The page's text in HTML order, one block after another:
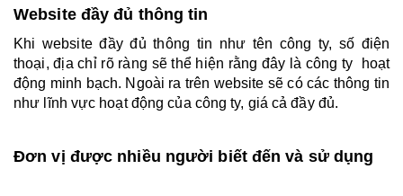
Website đầy đủ thông tin
Khi website đầy đủ thông tin như tên công ty, số điện
thoại, địa chỉ rõ ràng sẽ thể hiện rằng đây là công ty  hoạt
động minh bạch. Ngoài ra trên website sẽ có các thông tin
như lĩnh vực hoạt động của công ty, giá cả đầy đủ.
Đơn vị được nhiều người biết đến và sử dụng